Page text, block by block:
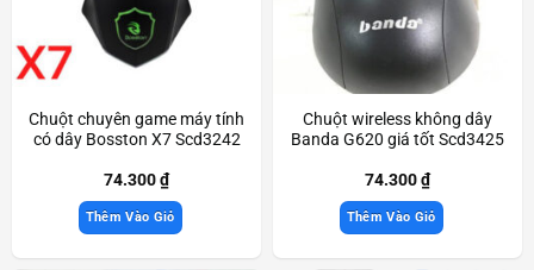
Chuột chuyên game máy tính
có dây Bosston X7 Scd3242
74.300₫
Thêm Vào Giỏ
Chuột wireless không dây
Banda G620 giá tốt Scd3425
74.300₫
Thêm Vào Giỏ